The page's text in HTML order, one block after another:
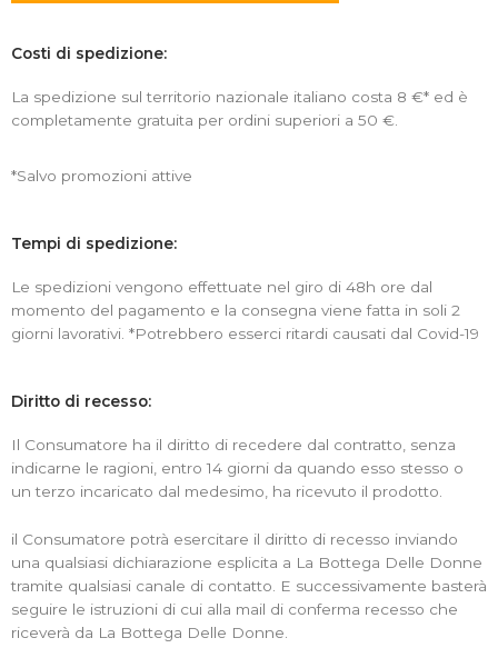
Costi di spedizione:
La spedizione sul territorio nazionale italiano costa 8 €* ed è
completamente gratuita per ordini superiori a 50 €.
*Salvo promozioni attive
Tempi di spedizione:
Le spedizioni vengono effettuate nel giro di 48h ore dal
momento del pagamento e la consegna viene fatta in soli 2
giorni lavorativi. *Potrebbero esserci ritardi causati dal Covid-19
Diritto di recesso:
Il Consumatore ha il diritto di recedere dal contratto, senza
indicarne le ragioni, entro 14 giorni da quando esso stesso o
un terzo incaricato dal medesimo, ha ricevuto il prodotto.
il Consumatore potrà esercitare il diritto di recesso inviando
una qualsiasi dichiarazione esplicita a La Bottega Delle Donne
tramite qualsiasi canale di contatto. E successivamente basterà
seguire le istruzioni di cui alla mail di conferma recesso che
riceverà da La Bottega Delle Donne.